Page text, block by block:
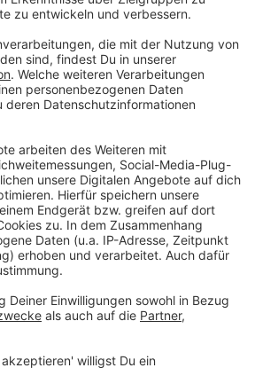
die Strecken von Bussen und
sollen die drei großen Ruhrgebiets-
Und der Kampf gegen
mit einer zentralen Dienststelle im
werden. Zu den Projekten
die sich gegenseitig
der Nachbarstadt Not herrscht. Ob
sind, soll regelmäßig
Auflistung der 74 Ideen findet